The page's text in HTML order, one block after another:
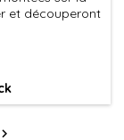
et découperont
section
en plastique
non
